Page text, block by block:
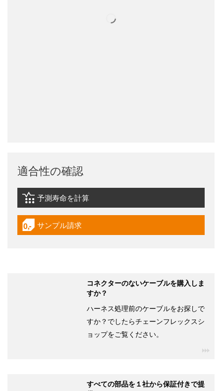
適合性の確認
igus-icon-lebensdauerrechner
予測寿命を計算
igus-icon-gratismuster
サンプル請求
コネクターのないケーブルを購入しま
すか？
ハーネス処理前のケーブルをお探しで
すか？でしたらチェーンフレックスシ
ョップをご覧ください。
すべての部品を１社から保証付きで提